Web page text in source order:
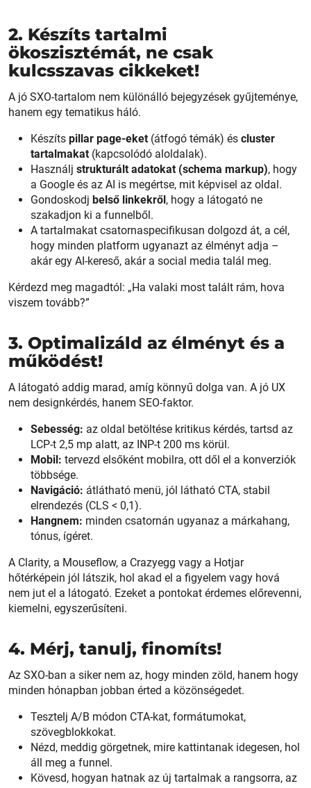
2. Készíts tartalmi
ökoszisztémát, ne csak
kulcsszavas cikkeket!
A jó SXO-tartalom nem különálló bejegyzések gyűjteménye,
hanem egy tematikus háló.
Készíts pillar page-eket (átfogó témák) és cluster
tartalmakat (kapcsolódó aloldalak).
Használj strukturált adatokat (schema markup), hogy
a Google és az AI is megértse, mit képvisel az oldal.
Gondoskodj belső linkekről, hogy a látogató ne
szakadjon ki a funnelből.
A tartalmakat csatornaspecifikusan dolgozd át, a cél,
hogy minden platform ugyanazt az élményt adja –
akár egy AI-kereső, akár a social media talál meg.
Kérdezd meg magadtól: „Ha valaki most talált rám, hova
viszem tovább?”
3. Optimalizáld az élményt és a
működést!
A látogató addig marad, amíg könnyű dolga van. A jó UX
nem designkérdés, hanem SEO-faktor.
Sebesség: az oldal betöltése kritikus kérdés, tartsd az
LCP-t 2,5 mp alatt, az INP-t 200 ms körül.
Mobil: tervezd elsőként mobilra, ott dől el a konverziók
többsége.
Navigáció: átlátható menü, jól látható CTA, stabil
elrendezés (CLS < 0,1).
Hangnem: minden csatornán ugyanaz a márkahang,
tónus, ígéret.
A Clarity, a Mouseflow, a Crazyegg vagy a Hotjar
hőtérképein jól látszik, hol akad el a figyelem vagy hová
nem jut el a látogató. Ezeket a pontokat érdemes előrevenni,
kiemelni, egyszerűsíteni.
4. Mérj, tanulj, finomíts!
Az SXO-ban a siker nem az, hogy minden zöld, hanem hogy
minden hónapban jobban érted a közönségedet.
Tesztelj A/B módon CTA-kat, formátumokat,
szövegblokkokat.
Nézd, meddig görgetnek, mire kattintanak idegesen, hol
áll meg a funnel.
Kövesd, hogyan hatnak az új tartalmak a rangsorra, az